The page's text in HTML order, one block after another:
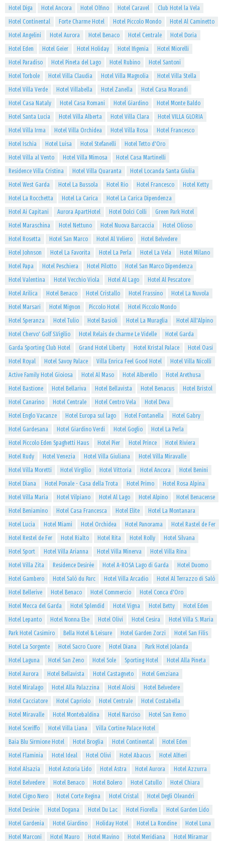
Hotel Diga Hotel Ancora Hotel Olfino Hotel Caravel
Club Hotel la Vela
Hotel Continental
Forte Charme Hotel Hotel Piccolo Mondo
Hotel Al Caminetto
Hotel Angelini
Hotel Aurora Hotel Benaco Hotel Centrale
Hotel Doria
Hotel Eden
Hotel Geier Hotel Holiday Hotel Ifigenia
Hotel Miorelli
Hotel Paradiso
Hotel Pineta del Lago Hotel Rubino
Hotel Santoni
Hotel Torbole
Hotel Villa Claudia Hotel Villa Magnolia
Hotel Villa Stella
Hotel Villa Verde
Hotel Villabella Hotel Zanella
Hotel Casa Morandi
Hotel Casa Nataly
Hotel Casa Romani Hotel Giardino
Hotel Monte Baldo
Hotel Santa Lucia
Hotel Villa Alberta Hotel Villa Clara
Hotel VILLA GLORIA
Hotel Villa Irma
Hotel Villa Orchidea Hotel Villa Rosa
Hotel Francesco
Hotel Ischia
Hotel Luisa Hotel Stefanelli
Hotel Tetto d'Oro
Hotel Villa al Vento
Hotel Villa Mimosa
Hotel Casa Martinelli
Residence Villa Cristina
Hotel Villa Quaranta
Hotel Locanda Santa Giulia
Hotel West Garda
Hotel La Bussola Hotel Rio Hotel Francesco
Hotel Ketty
Hotel La Rocchetta
Hotel La Carica
Hotel La Carica Dipendenza
Hotel Ai Capitani
Aurora ApartHotel Hotel Dolci Colli
Green Park Hotel
Hotel Maraschina
Hotel Nettuno Hotel Nuova Barcaccia
Hotel Olioso
Hotel Rosetta
Hotel San Marco Hotel Al Veliero
Hotel Belvedere
Hotel Johnson
Hotel La Favorita Hotel La Perla Hotel La Vela
Hotel Milano
Hotel Papa
Hotel Peschiera Hotel Pilotto
Hotel San Marco Dipendenza
Hotel Valentina
Hotel Vecchio Viola Hotel Al Lago
Hotel Al Pescatore
Hotel Arilica
Hotel Benaco Hotel Cristallo Hotel Frassino
Hotel La Nuvola
Hotel Marsari
Hotel Mignon Piccolo Hotel
Hotel Piccolo Mondo
Hotel Speranza
Hotel Tulio Hotel Basioli Hotel La Muraglia
Hotel All'Alpino
Hotel Chervo' Golf S.Vigilio
Hotel Relais de charme Le Videlle
Hotel Garda
Garda Sporting Club Hotel
Grand Hotel Liberty Hotel Kristal Palace
Hotel Oasi
Hotel Royal
Hotel Savoy Palace Villa Enrica Feel Good Hotel
Hotel Villa Nicolli
Active Family Hotel Gioiosa
Hotel Al Maso Hotel Alberello
Hotel Arethusa
Hotel Bastione
Hotel Bellariva Hotel Bellavista Hotel Benacus
Hotel Bristol
Hotel Canarino
Hotel Centrale Hotel Centro Vela
Hotel Deva
Hotel Englo Vacanze
Hotel Europa sul lago Hotel Fontanella
Hotel Gabry
Hotel Gardesana
Hotel Giardino Verdi Hotel Goglio
Hotel La Perla
Hotel Piccolo Eden Spaghetti Haus
Hotel Pier Hotel Prince
Hotel Riviera
Hotel Rudy
Hotel Venezia Hotel Villa Giuliana
Hotel Villa Miravalle
Hotel Villa Moretti
Hotel Virgilio Hotel Vittoria Hotel Ancora
Hotel Benini
Hotel Diana
Hotel Ponale - Casa della Trota Hotel Primo
Hotel Rosa Alpina
Hotel Villa Maria
Hotel Vilpiano Hotel Al Lago Hotel Alpino
Hotel Benacense
Hotel Beniamino
Hotel Casa Francesca Hotel Elite
Hotel La Montanara
Hotel Lucia
Hotel Miami Hotel Orchidea Hotel Panorama
Hotel Rastel de Fer
Hotel Restel de Fer
Hotel Rialto Hotel Rita Hotel Rolly
Hotel Silvana
Hotel Sport
Hotel Villa Arianna Hotel Villa Minerva
Hotel Villa Rina
Hotel Villa Zita
Residence Desirèe Hotel A-ROSA Lago di Garda
Hotel Duomo
Hotel Gambero
Hotel Salò du Parc Hotel Villa Arcadio
Hotel Al Terrazzo di Salò
Hotel Bellerive
Hotel Benaco Hotel Commercio
Hotel Conca d'Oro
Hotel Mecca del Garda
Hotel Splendid Hotel Vigna Hotel Betty
Hotel Eden
Hotel Lepanto
Hotel Nonna Ebe Hotel Olivi Hotel Cesira
Hotel Villa S. Maria
Park Hotel Casimiro
Bella Hotel & Leisure Hotel Garden Zorzi
Hotel San Filis
Hotel La Sorgente
Hotel Sacro Cuore Hotel Diana
Park Hotel Jolanda
Hotel Laguna
Hotel San Zeno Hotel Sole Sporting Hotel
Hotel Alla Pineta
Hotel Aurora
Hotel Bellavista Hotel Castagneto
Hotel Genziana
Hotel Miralago
Hotel Alla Palazzina Hotel Aloisi
Hotel Belvedere
Hotel Cacciatore
Hotel Capriolo Hotel Centrale
Hotel Costabella
Hotel Miravalle
Hotel Montebaldina Hotel Narciso
Hotel San Remo
Hotel Sceriffo
Hotel Villa Liana
Villa Cortine Palace Hotel
Baia Blu Sirmione Hotel
Hotel Broglia Hotel Continental
Hotel Eden
Hotel Flaminia
Hotel Ideal Hotel Olivi Hotel Abacus
Hotel Alfieri
Hotel Alsazia
Hotel Astoria Lido Hotel Astra Hotel Aurora
Hotel Azzurra
Hotel Belvedere
Hotel Benaco Hotel Bolero Hotel Catullo
Hotel Chiara
Hotel Cigno Nero
Hotel Corte Regina Hotel Cristal
Hotel Degli Oleandri
Hotel Desirèe
Hotel Dogana Hotel Du Lac Hotel Fiorella
Hotel Garden Lido
Hotel Gardenia
Hotel Giardino Holiday Hotel Hotel La Rondine
Hotel Luna
Hotel Marconi
Hotel Mauro Hotel Mavino Hotel Meridiana
Hotel Miramar